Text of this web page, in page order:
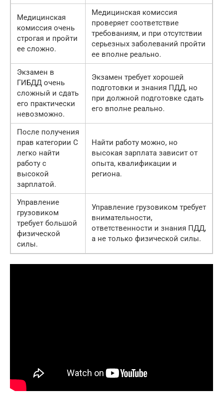
Медицинская
комиссия очень
строгая и пройти
ее сложно.
Медицинская комиссия
проверяет соответствие
требованиям, и при отсутствии
серьезных заболеваний пройти
ее вполне реально.
Экзамен в
ГИБДД очень
сложный и сдать
его практически
невозможно.
Экзамен требует хорошей
подготовки и знания ПДД, но
при должной подготовке сдать
его вполне реально.
После получения
прав категории C
легко найти
работу с
высокой
зарплатой.
Найти работу можно, но
высокая зарплата зависит от
опыта, квалификации и
региона.
Управление
грузовиком
требует большой
физической
силы.
Управление грузовиком требует
внимательности,
ответственности и знания ПДД,
а не только физической силы.